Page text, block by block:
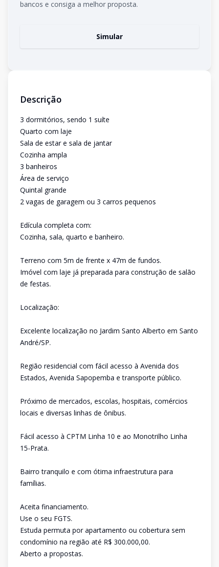
bancos e consiga a melhor proposta.
Simular
Descrição
3 dormitórios, sendo 1 suíte
Quarto com laje
Sala de estar e sala de jantar
Cozinha ampla
3 banheiros
Área de serviço
Quintal grande
2 vagas de garagem ou 3 carros pequenos
Edícula completa com:
Cozinha, sala, quarto e banheiro.
Terreno com 5m de frente x 47m de fundos.
Imóvel com laje já preparada para construção de salão
de festas.
Localização:
Excelente localização no Jardim Santo Alberto em Santo
André/SP.
Região residencial com fácil acesso à Avenida dos
Estados, Avenida Sapopemba e transporte público.
Próximo de mercados, escolas, hospitais, comércios
locais e diversas linhas de ônibus.
Fácil acesso à CPTM Linha 10 e ao Monotrilho Linha
15-Prata.
Bairro tranquilo e com ótima infraestrutura para
famílias.
Aceita financiamento.
Use o seu FGTS.
Estuda permuta por apartamento ou cobertura sem
condomínio na região até R$ 300.000,00.
Aberto a propostas.